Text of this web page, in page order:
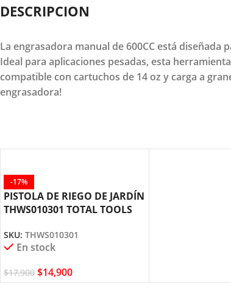
DESCRIPCION
La engrasadora manual de 600CC está
Ideal para aplicaciones pesadas, esta
compatible con cartuchos de 14 oz y carga a
engrasadora!
-17%
PISTOLA DE RIEGO DE JARDÍN
THWS010301 TOTAL TOOLS
SKU: THWS010301
En stock
$17,900 $14,900